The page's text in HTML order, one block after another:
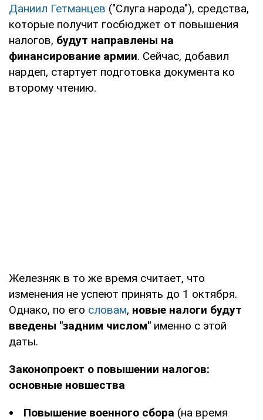
Даниил Гетманцев ("Слуга народа"), средства,
которые получит госбюджет от повышения
налогов, будут направлены на
финансирование армии. Сейчас, добавил
нардеп, стартует подготовка документа ко
второму чтению.
Железняк в то же время считает, что
изменения не успеют принять до 1 октября.
Однако, по его словам, новые налоги будут
введены "задним числом" именно с этой
даты.
Законопроект о повышении налогов:
основные новшества
Повышение военного сбора (на время